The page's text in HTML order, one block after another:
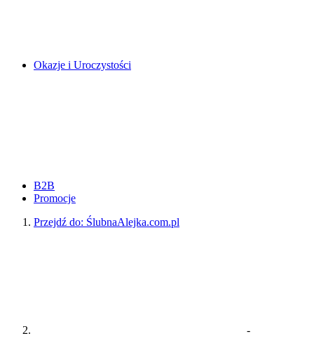
Okazje i Uroczystości
B2B
Promocje
Przejdź do: ŚlubnaAlejka.com.pl
-